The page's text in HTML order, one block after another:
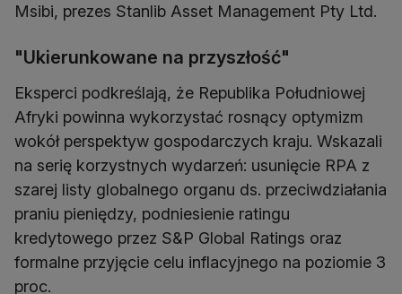
Msibi, prezes Stanlib Asset Management Pty Ltd.
"Ukierunkowane na przyszłość"
Eksperci podkreślają, że Republika Południowej
Afryki powinna wykorzystać rosnący optymizm
wokół perspektyw gospodarczych kraju. Wskazali
na serię korzystnych wydarzeń: usunięcie RPA z
szarej listy globalnego organu ds. przeciwdziałania
praniu pieniędzy, podniesienie ratingu
kredytowego przez S&P Global Ratings oraz
formalne przyjęcie celu inflacyjnego na poziomie 3
proc.